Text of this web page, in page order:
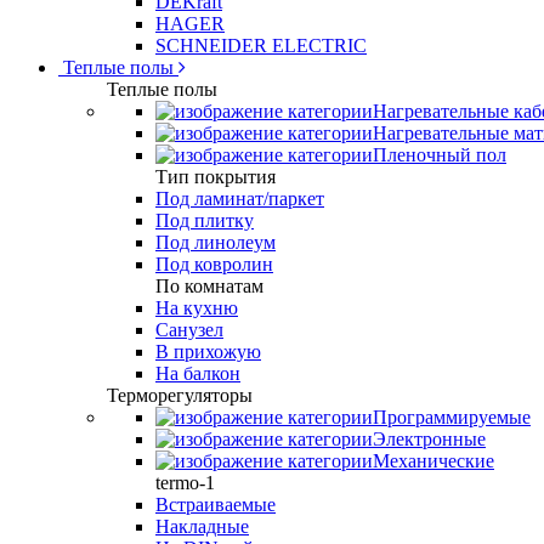
HAGER
SCHNEIDER ELECTRIC
Теплые полы
Теплые полы
Нагревательные
Нагревательные
Пленочный пол
Тип покрытия
Под ламинат/паркет
Под плитку
Под линолеум
Под ковролин
По комнатам
На кухню
Санузел
В прихожую
На балкон
Терморегуляторы
Программируемые
Электронные
Механические
termo-1
Встраиваемые
Накладные